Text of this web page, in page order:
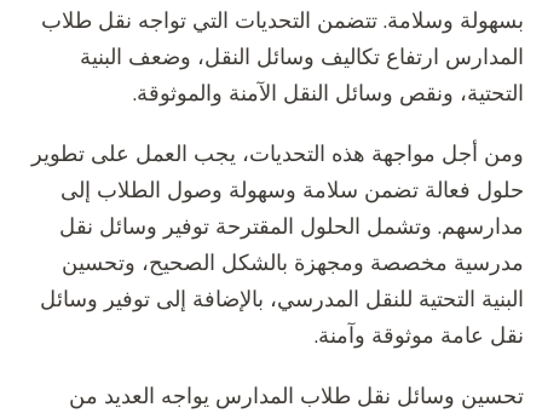
بسهولة وسلامة. تتضمن التحديات التي تواجه نقل طلاب
المدارس ارتفاع تكاليف وسائل النقل، وضعف البنية
التحتية، ونقص وسائل النقل الآمنة والموثوقة.
ومن أجل مواجهة هذه التحديات، يجب العمل على تطوير
حلول فعالة تضمن سلامة وسهولة وصول الطلاب إلى
مدارسهم. وتشمل الحلول المقترحة توفير وسائل نقل
مدرسية مخصصة ومجهزة بالشكل الصحيح، وتحسين
البنية التحتية للنقل المدرسي، بالإضافة إلى توفير وسائل
نقل عامة موثوقة وآمنة.
تحسين وسائل نقل طلاب المدارس يواجه العديد من